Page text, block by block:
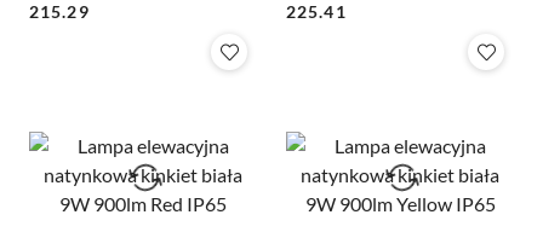
IP65 Kąt 45 °
Cena:
215.29
Cena:
225.41